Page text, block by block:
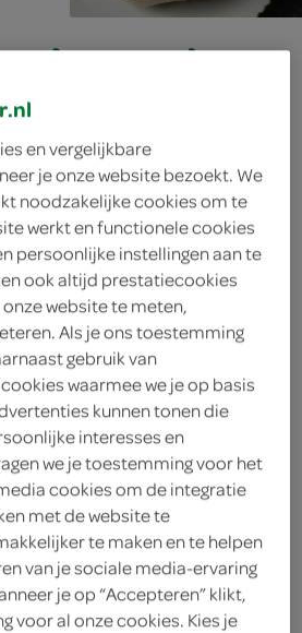
en vergelijkbare
je onze website bezoekt. We
noodzakelijke cookies om te
werkt en functionele cookies
persoonlijke instellingen aan te
ook altijd prestatiecookies
website te meten,
Als je ons toestemming
gebruik van
waarmee we je op basis
kunnen tonen die
interesses en
we je toestemming voor het
cookies om de integratie
met de website te
te maken en te helpen
van je sociale media-ervaring
je op “Accepteren” klikt,
voor al onze cookies. Kies je